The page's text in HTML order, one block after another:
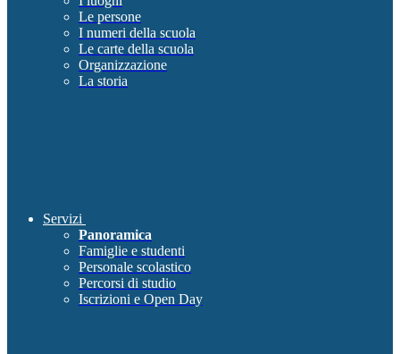
Le persone
I numeri della scuola
Le carte della scuola
Organizzazione
La storia
Servizi
Panoramica
Famiglie e studenti
Personale scolastico
Percorsi di studio
Iscrizioni e Open Day